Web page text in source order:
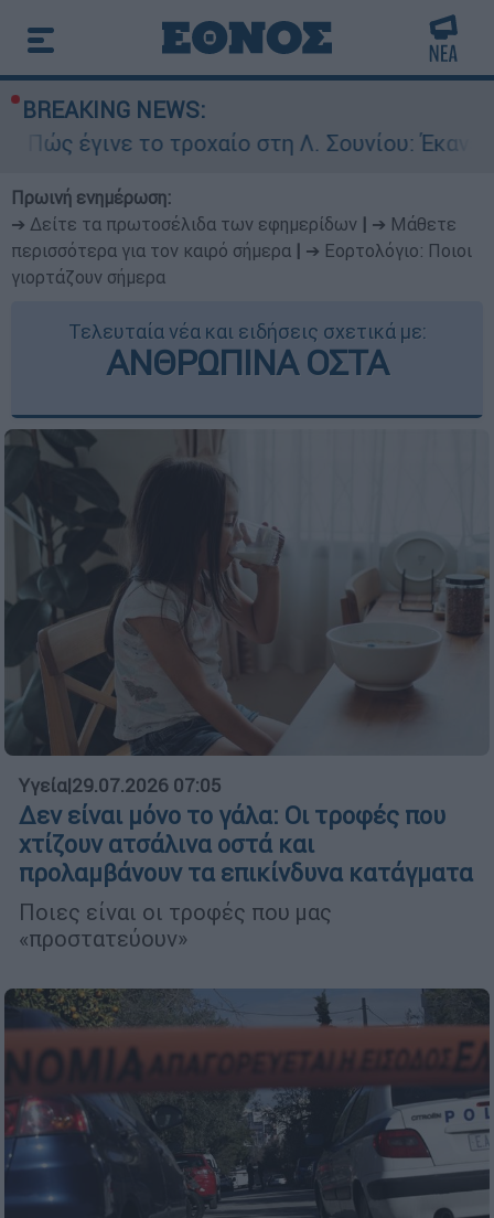
BREAKING NEWS:
το τροχαίο στη Λ. Σουνίου: Έκανε
Πρωινή ενημέρωση:
➔ Δείτε τα πρωτοσέλιδα των εφημερίδων
➔ Μάθετε
περισσότερα για τον καιρό σήμερα
➔ Εορτολόγιο: Ποιοι
γιορτάζουν σήμερα
Τελευταία νέα και ειδήσεις σχετικά με:
ΑΝΘΡΩΠΙΝΑ ΟΣΤΑ
Υγεία|29.07.2026 07:05
Δεν είναι μόνο το γάλα: Οι τροφές που
χτίζουν ατσάλινα οστά και
προλαμβάνουν τα επικίνδυνα κατάγματα
Ποιες είναι οι τροφές που μας
«προστατεύουν»